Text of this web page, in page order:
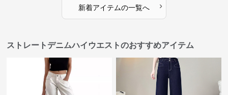
新着アイテムの一覧へ ›
ストレートデニムハイウエストのおすすめアイテム